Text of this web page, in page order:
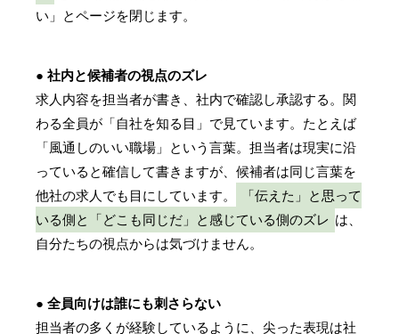
い」とページを閉じます。
● 社内と候補者の視点のズレ
求人内容を担当者が書き、社内で確認し承認する。関
わる全員が「自社を知る目」で見ています。たとえば
「風通しのいい職場」という言葉。担当者は現実に沿
っていると確信して書きますが、候補者は同じ言葉を
他社の求人でも目にしています。
「伝えた」と思って
いる側と「どこも同じだ」と感じている側のズレ は、
自分たちの視点からは気づけません。
● 全員向けは誰にも刺さらない
担当者の多くが経験しているように、尖った表現は社